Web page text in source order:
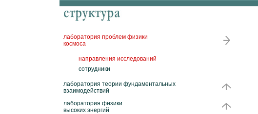
лаборатория проблем физики
космоса
направления исследований
сотрудники
лаборатория теории фундаментальных
взаимодействий
лаборатория физики
высоких энергий